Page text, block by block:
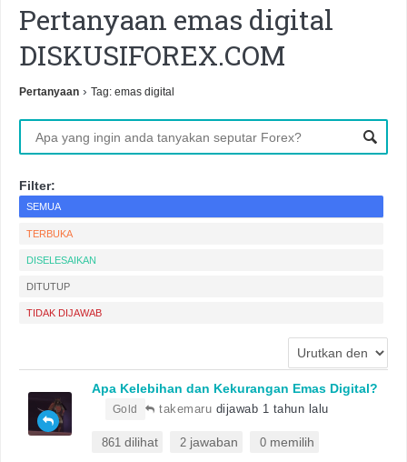
Pertanyaan emas digital
DISKUSIFOREX.COM
Pertanyaan › Tag: emas digital
Filter:
SEMUA
TERBUKA
DISELESAIKAN
DITUTUP
TIDAK DIJAWAB
Apa Kelebihan dan Kekurangan Emas Digital?
takemaru dijawab 1 tahun lalu
Gold
861 dilihat 2 jawaban 0 memilih